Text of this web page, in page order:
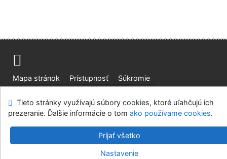
Mapa stránok Prístupnosť
Súkromie
Slovenská lesnícka a drevárska knižnica pri Technickej
univerzite vo Zvolene
v.4.8.63a
Tieto stránky využívajú súbory cookies, ktoré uľahčujú ich
prezeranie. Ďalšie informácie o tom ako používame cookies.
Prijať všetko
Nastavenie